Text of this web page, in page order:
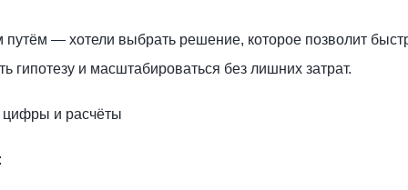
— хотели выбрать решение, которое позволит
гипотезу и масштабироваться без лишних затрат.
и расчёты